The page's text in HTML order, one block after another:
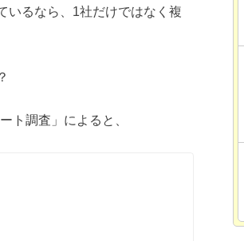
いるなら、1社だけではなく複
ト調査」によると、